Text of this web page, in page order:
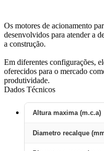
Os motores de acionamento
desenvolvidos para atender a
a construção.
Em diferentes configurações,
oferecidos para o mercado
produtividade.
Dados Técnicos
Altura maxima (m.c.a)
Diametro recalque